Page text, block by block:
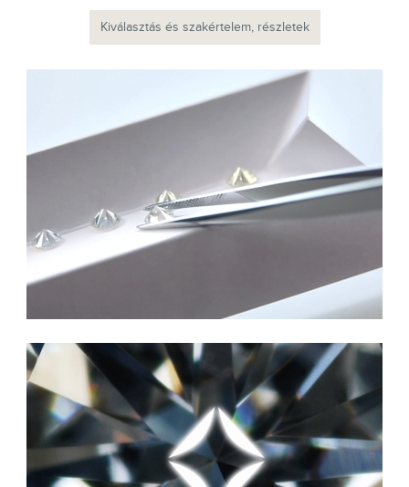
Kiválasztás és szakértelem, részletek